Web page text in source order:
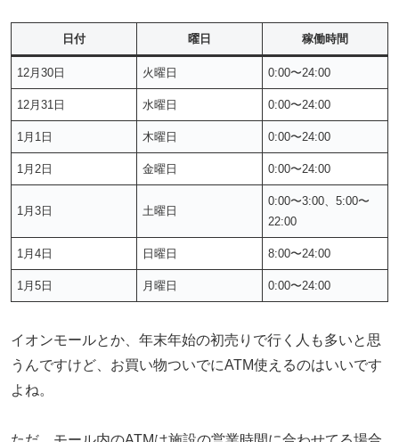
日付 曜日 稼働時間
12月30日 火曜日 0:00〜24:00
12月31日 水曜日 0:00〜24:00
1月1日 木曜日 0:00〜24:00
1月2日 金曜日 0:00〜24:00
1月3日 土曜日
0:00〜3:00、5:00〜
22:00
1月4日 日曜日 8:00〜24:00
1月5日 月曜日 0:00〜24:00
イオンモールとか、年末年始の初売りで行く人も多いと思
うんですけど、お買い物ついでにATM使えるのはいいです
よね。